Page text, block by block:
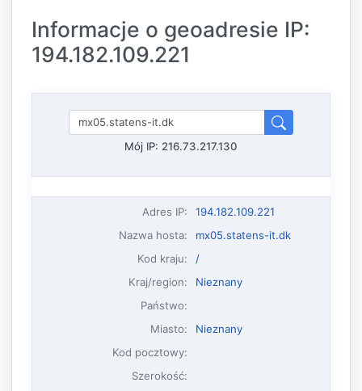
Informacje o geoadresie IP:
194.182.109.221
Mój IP: 216.73.217.130
Adres IP:
194.182.109.221
Nazwa hosta:
mx05.statens-it.dk
Kod kraju:
/
Kraj/region:
Nieznany
Państwo:
Miasto:
Nieznany
Kod pocztowy:
Szerokość: